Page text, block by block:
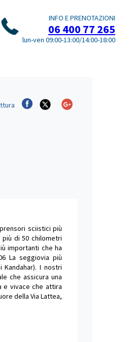
INFO E PRENOTAZIONI
06 400 77 265
lun-ven 09:00-13:00/14:00-18:00
sciistici più
di 50 chilometri
importanti che ha
La seggiovia più
I nostri
che assicura una
e vivace che attira
della Via Lattea,